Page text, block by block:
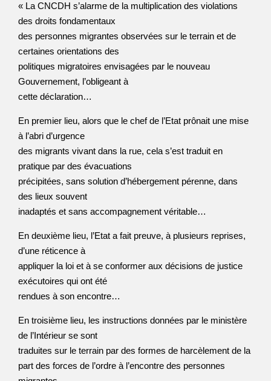
« La CNCDH s’alarme de la multiplication des violations
des droits fondamentaux
des personnes migrantes observées sur le terrain et de
certaines orientations des
politiques migratoires envisagées par le nouveau
Gouvernement, l’obligeant à
cette déclaration…
En premier lieu, alors que le chef de l’Etat prônait une mise
à l’abri d’urgence
des migrants vivant dans la rue, cela s’est traduit en
pratique par des évacuations
précipitées, sans solution d’hébergement pérenne, dans
des lieux souvent
inadaptés et sans accompagnement véritable…
En deuxième lieu, l’Etat a fait preuve, à plusieurs reprises,
d’une réticence à
appliquer la loi et à se conformer aux décisions de justice
exécutoires qui ont été
rendues à son encontre…
En troisième lieu, les instructions données par le ministère
de l’Intérieur se sont
traduites sur le terrain par des formes de harcèlement de la
part des forces de l’ordre à l’encontre des personnes